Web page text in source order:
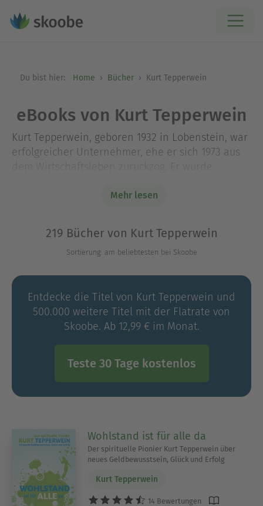
Du bist hier: Home Bücher Kurt Tepperwein
eBooks von Kurt Tepperwein
Kurt Tepperwein, geboren 1932 in Lobenstein, war
erfolgreicher Unternehmer, ehe er sich 1973 aus
wahren Ursachen von Krankheit und Leid. Er
internationalen Institutionen, unter anderen an
der Friedensuniversität in Berlin. Seit 1997 ist er
Dozent an der Internationalen Akademie der
Lebenswerk mit dem "Ersten deutschen
Esoterikpreis" ausgezeichnet. Die von ihm
entwickelte Technik des Mental- und
Intuitionstrainings ist heute für viele Menschen
Tepperwein ist Autor von mehr als 50 Büchern,
zahlreichen Videos, Audiotapes und CDs. Wenn er
sich nicht auf Vortragsreise befindet, lebt der
Mehr lesen
219 Bücher von Kurt Tepperwein
Sortierung: am beliebtesten bei Skoobe
Entdecke die Titel von Kurt Tepperwein und
500.000 weitere Titel mit der Flatrate von
Skoobe. Ab 12,99 € im Monat.
Teste 30 Tage kostenlos
Wohlstand ist für alle da
Der spirituelle Pionier Kurt Tepperwein über
neues Geldbewusstsein, Glück und Erfolg
Kurt Tepperwein
14 Bewertungen